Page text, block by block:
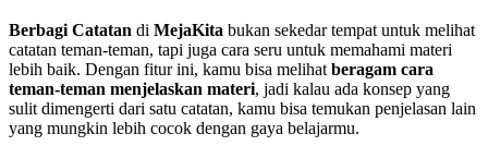
Berbagi Catatan di MejaKita bukan sekedar tempat untuk melihat
catatan teman-teman, tapi juga cara seru untuk memahami materi
lebih baik. Dengan fitur ini, kamu bisa melihat beragam cara
teman-teman menjelaskan materi, jadi kalau ada konsep yang
sulit dimengerti dari satu catatan, kamu bisa temukan penjelasan lain
yang mungkin lebih cocok dengan gaya belajarmu.